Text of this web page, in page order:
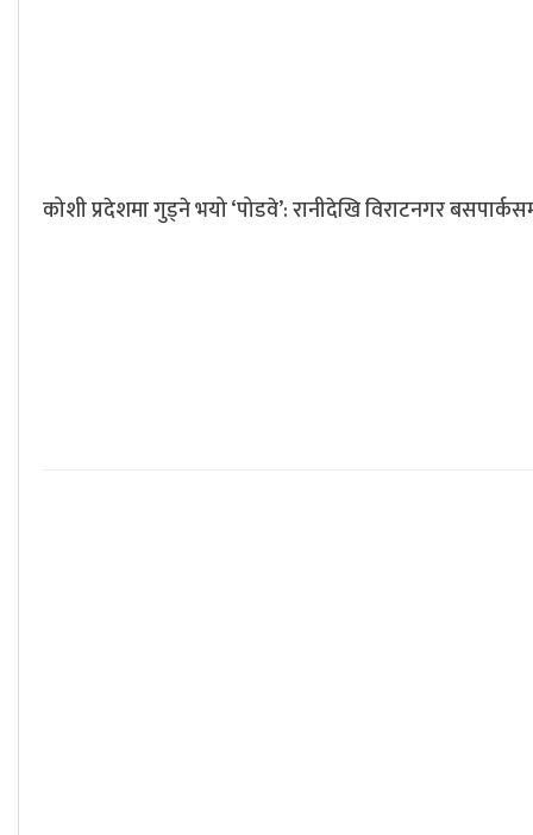
कोशी प्रदेशमा गुड्ने भयो ‘पोडवे’: रानीदेखि विराटनगर